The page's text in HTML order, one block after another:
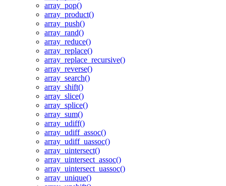
array_pop()
array_product()
array_push()
array_rand()
array_reduce()
array_replace()
array_replace_recursive()
array_reverse()
array_search()
array_shift()
array_slice()
array_splice()
array_sum()
array_udiff()
array_udiff_assoc()
array_udiff_uassoc()
array_uintersect()
array_uintersect_assoc()
array_uintersect_uassoc()
array_unique()